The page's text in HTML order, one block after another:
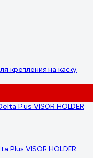
крепления на каску
Plus VISOR HOLDER